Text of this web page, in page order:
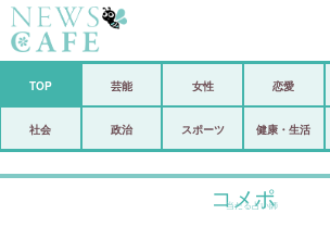
政治
スポーツ
当たる占い師
TOP 芸能 女性 恋愛
社会 政治 スポーツ 健康・生活
コメポ